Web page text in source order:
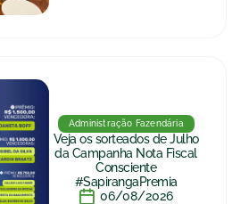
Administração Fazendária
Veja os sorteados de Julho
da Campanha Nota Fiscal
Consciente
#SapirangaPremia
06/08/2026